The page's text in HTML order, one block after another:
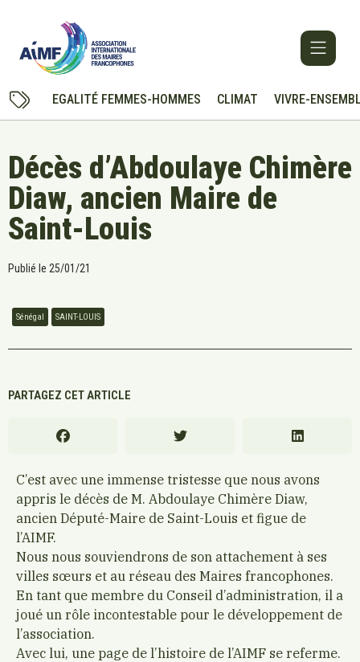
EGALITÉ FEMMES-HOMMES CLIMAT VIVRE-
Décès d’Abdoulaye Chimère
Diaw, ancien Maire de
Saint-Louis
Publié le 25/01/21
Sénégal SAINT-LOUIS
PARTAGEZ CET ARTICLE
C’est avec une immense tristesse que nous avons
appris le décès de M. Abdoulaye Chimère Diaw,
ancien Député-Maire de Saint-Louis et figue de
l’AIMF.
Nous nous souviendrons de son attachement à ses
villes sœurs et au réseau des Maires francophones.
En tant que membre du Conseil d’administration, il a
joué un rôle incontestable pour le développement de
l’association.
Avec lui, une page de l’histoire de l’AIMF se referme.